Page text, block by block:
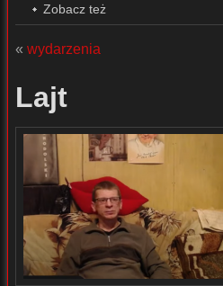
Zobacz też
« wydarzenia
Lajt